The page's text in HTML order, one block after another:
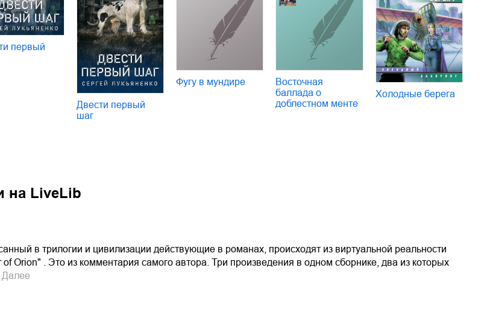
первый
Двести первый
шаг
Фугу в мундире
Восточная
баллада о
доблестном менте
Холодные берега
на LiveLib
в трилогии и цивилизации действующие в романах, происходят из виртуальной реальности
Orion" . Это из комментария самого автора. Три произведения в одном сборнике, два из которых
Далее